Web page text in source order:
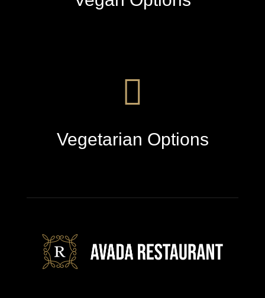
Vegetarian Options